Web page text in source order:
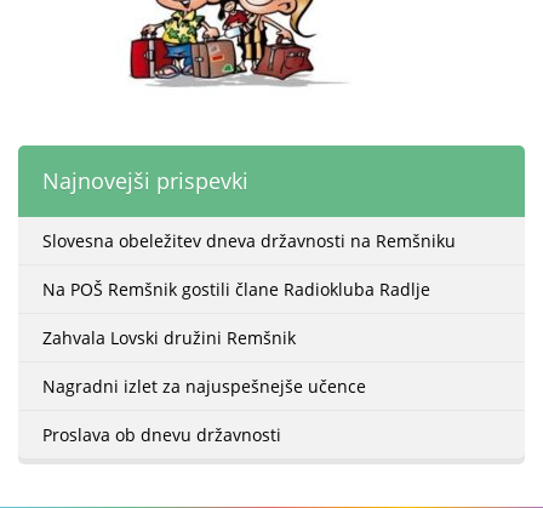
Najnovejši prispevki
Slovesna obeležitev dneva državnosti na Remšniku
Na POŠ Remšnik gostili člane Radiokluba Radlje
Zahvala Lovski družini Remšnik
Nagradni izlet za najuspešnejše učence
Proslava ob dnevu državnosti